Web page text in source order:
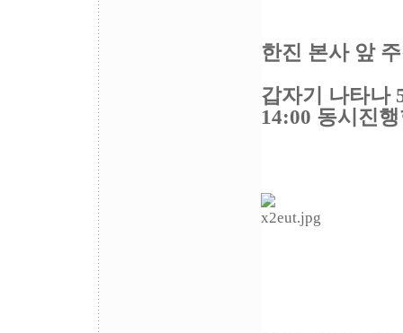
한진 본사 앞
갑자기 나타나
14:00 동시진